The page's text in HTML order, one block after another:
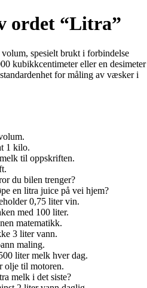
ordet “Litra”
spesielt brukt i forbindelse
kubikkcentimeter eller en desimeter
for måling av væsker i
1 kilo.
til oppskriften.
du bilen trenger?
en litra juice på vei hjem?
0,75 liter vin.
med 100 liter.
matematikk.
3 liter vann.
maling.
liter melk hver dag.
olje til motoren.
melk i det siste?